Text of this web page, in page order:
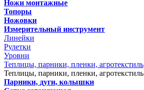
Ножи монтажные
Топоры
Ножовки
Измерительный инструмент
Линейки
Рулетки
Уровни
Теплицы, парники, пленки, агротекстиль
Теплицы, парники, пленки, агротекстиль
Парники, дуги, колышки